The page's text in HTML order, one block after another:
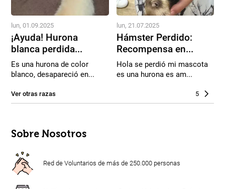
lun, 01.09.2025
¡Ayuda! Hurona
blanca perdida...
Es una hurona de color
blanco, desapareció en...
lun, 21.07.2025
Hámster Perdido:
Recompensa en...
Hola se perdió mi mascota
es una hurona es am...
Ver otras razas 5
Sobre Nosotros
Red de Voluntarios de más de 250.000 personas